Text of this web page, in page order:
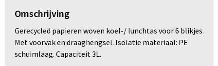
Omschrijving
Gerecycled papieren woven koel-/ lunchtas voor 6 blikjes.
Met voorvak en draaghengsel. Isolatie materiaal: PE
schuimlaag. Capaciteit 3L.